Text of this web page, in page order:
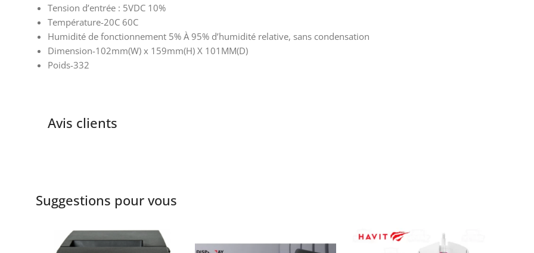
Tension d’entrée : 5VDC 10%
Température-20C 60C
Humidité de fonctionnement 5% À 95% d’humidité relative, sans condensation
Dimension-102mm(W) x 159mm(H) X 101MM(D)
Poids-332
Avis clients
Suggestions pour vous